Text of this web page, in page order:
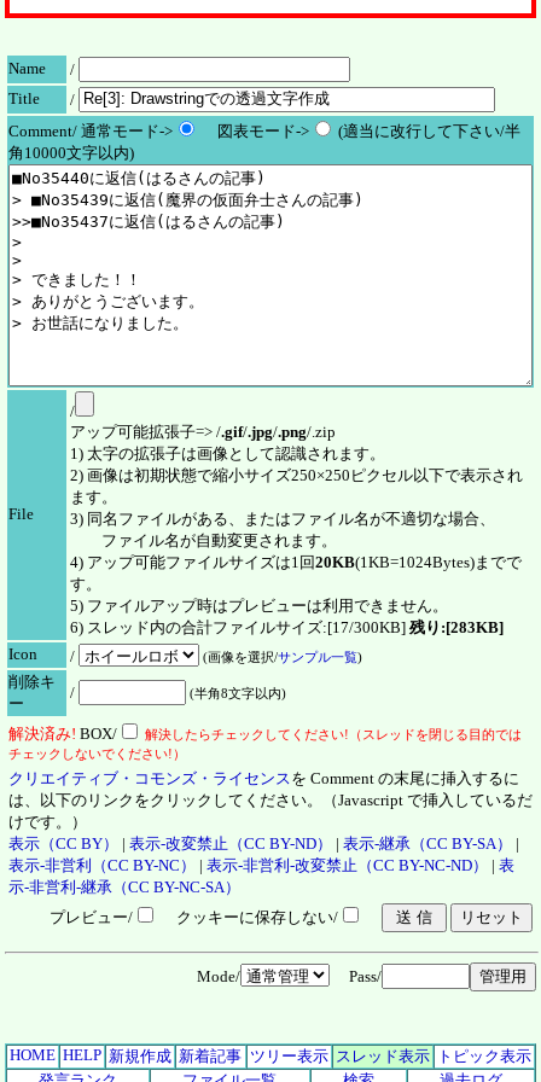
Name
/
Title
/
Comment/ 通常モード->
図表モード->
(適当に改行して下さい/半
角10000文字以内)
File
/
アップ可能拡張子=> /.gif/.jpg/.png/.zip
1) 太字の拡張子は画像として認識されます。
2) 画像は初期状態で縮小サイズ250×250ピクセル以下で表示され
ます。
3) 同名ファイルがある、またはファイル名が不適切な場合、
ファイル名が自動変更されます。
4) アップ可能ファイルサイズは1回20KB(1KB=1024Bytes)までで
す。
5) ファイルアップ時はプレビューは利用できません。
6) スレッド内の合計ファイルサイズ:[17/300KB] 残り:[283KB]
Icon
/ (画像を選択/サンプル一覧)
削除キ
ー
/ (半角8文字以内)
解決済み! BOX/
解決したらチェックしてください!（スレッドを閉じる目的では
チェックしないでください!）
クリエイティブ・コモンズ・ライセンス を Comment の末尾に挿入するに
は、以下のリンクをクリックしてください。（Javascript で挿入しているだ
けです。）
表示（CC BY）
| 表示-改変禁止（CC BY-ND） | 表示-継承（CC BY-SA）
|
表示-非営利（CC BY-NC）
| 表示-非営利-改変禁止（CC BY-NC-ND） | 表
示-非営利-継承（CC BY-NC-SA）
プレビュー/
クッキーに保存しない/
Mode/ Pass/
HOME HELP 新規作成 新着記事 ツリー表示 スレッド表示
トピック表示